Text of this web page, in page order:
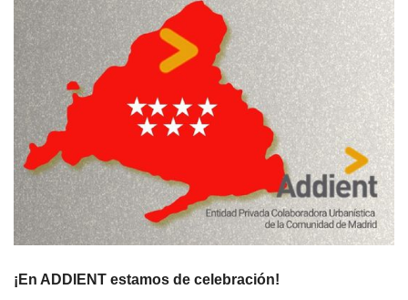
¡En ADDIENT estamos de celebración!